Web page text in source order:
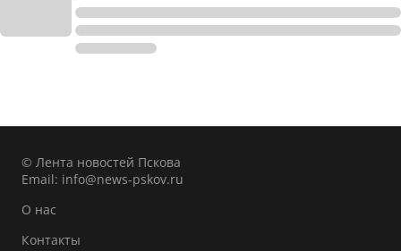
© Лента новостей Пскова
Email: info@news-pskov.ru
О нас
Контакты